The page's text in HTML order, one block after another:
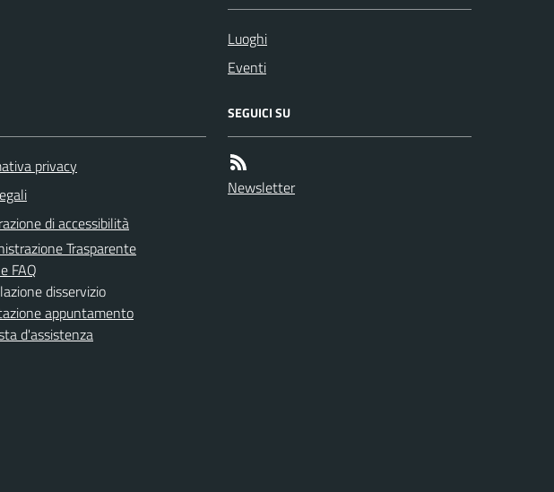
Luoghi
Eventi
privacy
di accessibilità
Trasparente
FAQ
disservizio
appuntamento
d'assistenza
SEGUICI SU
Newsletter